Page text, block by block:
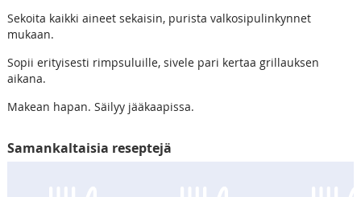
Sekoita kaikki aineet sekaisin, purista valkosipulinkynnet
mukaan.
Sopii erityisesti rimpsuluille, sivele pari kertaa grillauksen
aikana.
Makean hapan. Säilyy jääkaapissa.
Samankaltaisia reseptejä